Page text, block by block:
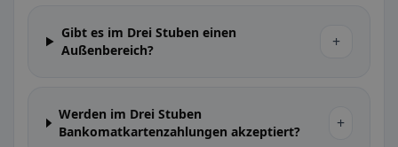
Gibt es im Drei Stuben einen
Außenbereich?
+
Werden im Drei Stuben
Bankomatkartenzahlungen akzeptiert?
+